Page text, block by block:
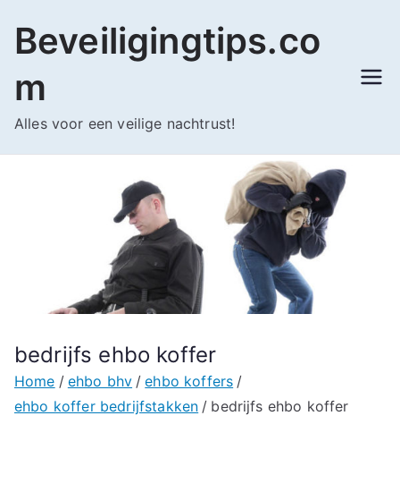
naar
inhoud
Beveiligingtips.co
m
Alles voor een veilige nachtrust!
bedrijfs ehbo koffer
Home ehbo bhv
ehbo koffers
ehbo koffer bedrijfstakken
bedrijfs ehbo koffer